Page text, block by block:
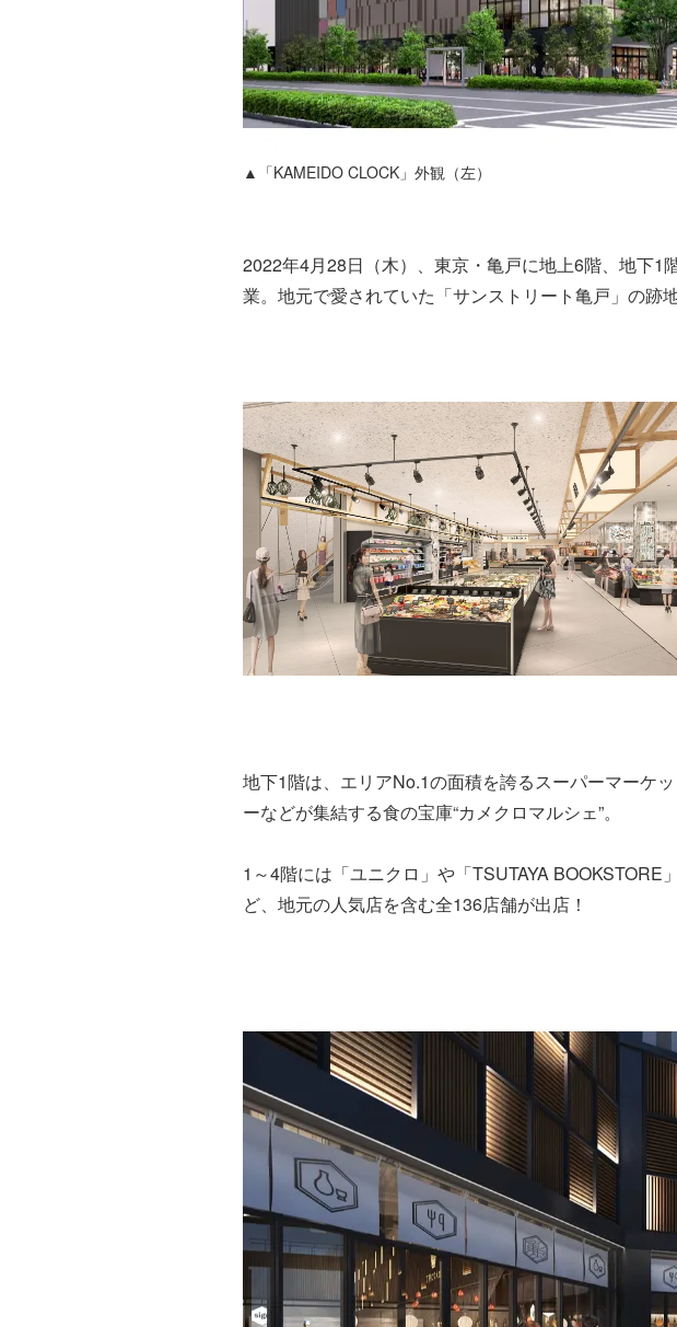
▲「KAMEIDO CLOCK」外観（左）
2022年4月28日（木）、東京・亀戸に地上6階、地下
業。地元で愛されていた「サンストリート亀戸」の跡
地下1階は、エリアNo.1の面積を誇るスーパーマーケ
ーなどが集結する食の宝庫“カメクロマルシェ”。
1～4階には「ユニクロ」や「TSUTAYA
ど、地元の人気店を含む全136店舗が出店！